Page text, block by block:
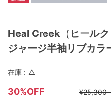
Heal Creek（ヒール
ジャージ半袖リブカラ
30%OFF ¥25,300
在庫： △